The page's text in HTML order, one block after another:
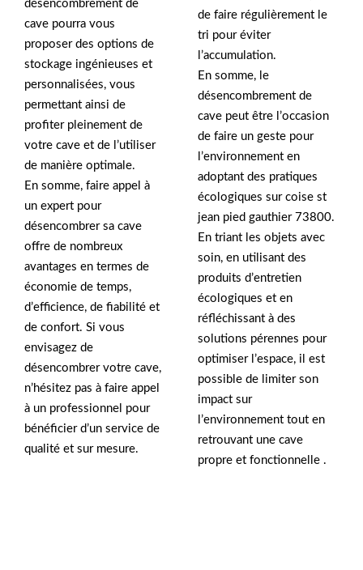
désencombrement de
cave pourra vous
proposer des options de
stockage ingénieuses et
personnalisées, vous
permettant ainsi de
profiter pleinement de
votre cave et de l’utiliser
de manière optimale.
En somme, faire appel à
un expert pour
désencombrer sa cave
offre de nombreux
avantages en termes de
économie de temps,
d’efficience, de fiabilité et
de confort. Si vous
envisagez de
désencombrer votre cave,
n’hésitez pas à faire appel
à un professionnel pour
bénéficier d’un service de
qualité et sur mesure.
de faire régulièrement le
tri pour éviter
l’accumulation.
En somme, le
désencombrement de
cave peut être l’occasion
de faire un geste pour
l’environnement en
adoptant des pratiques
écologiques sur coise st
jean pied gauthier 73800.
En triant les objets avec
soin, en utilisant des
produits d’entretien
écologiques et en
réfléchissant à des
solutions pérennes pour
optimiser l’espace, il est
possible de limiter son
impact sur
l’environnement tout en
retrouvant une cave
propre et fonctionnelle .